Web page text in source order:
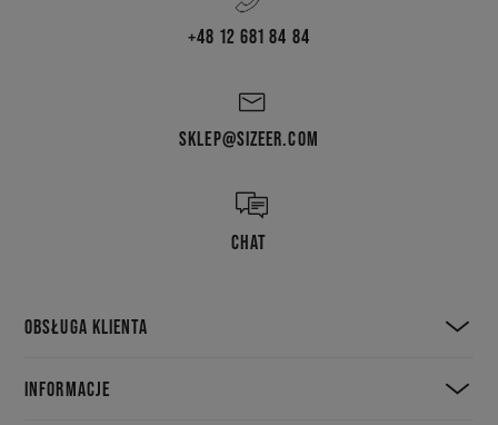
+48 12 681 84 84
SKLEP@SIZEER.COM
CHAT
OBSŁUGA KLIENTA
INFORMACJE